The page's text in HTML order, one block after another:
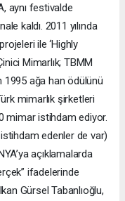
aynı festivalde
kaldı. 2011 yılında
ile ‘Highly
Mimarlık; TBMM
1995 ağa han ödülünü
mimarlık şirketleri
mimar istihdam ediyor.
edenler de var)
açıklamalarda
ifadelerinde
Gürsel Tabanlıoğlu,